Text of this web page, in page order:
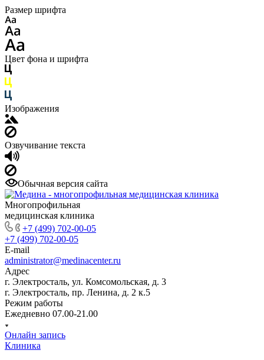
Размер шрифта
Цвет фона и шрифта
Изображения
Озвучивание текста
Обычная версия сайта
Многопрофильная
медицинская клиника
+7 (499) 702-00-05
+7 (499) 702-00-05
E-mail
administrator@medinacenter.ru
Адрес
г. Электросталь, ул. Комсомольская, д. 3
г. Электросталь, пр. Ленина, д. 2 к.5
Режим работы
Ежедневно 07.00-21.00
Онлайн запись
Клиника